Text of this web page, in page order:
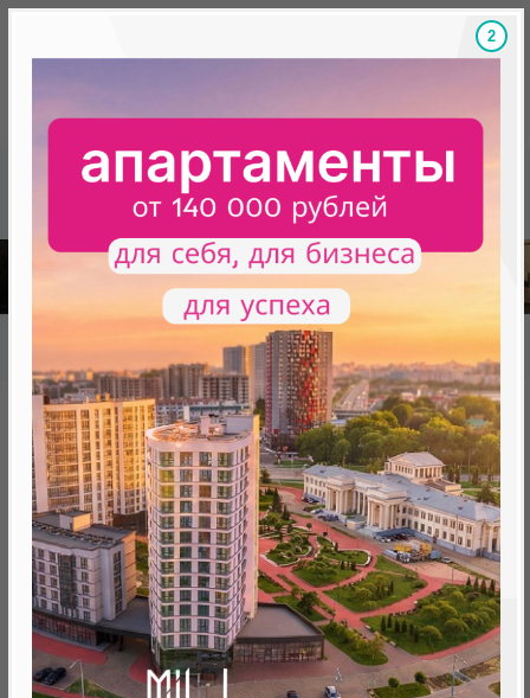
Скидки на новостройки, бонусы Готовые
База новостроек Минска «Минск Мир»
12.3 "Мадрид", квартал "Западная Европа"
12.3 "Мадрид", квартал
"Западная Европа"
нет в продаже
Минск, Октябрьский, ул.Леонида Щемелёва 28
метро «Ковальская Слобода», 566 м
1